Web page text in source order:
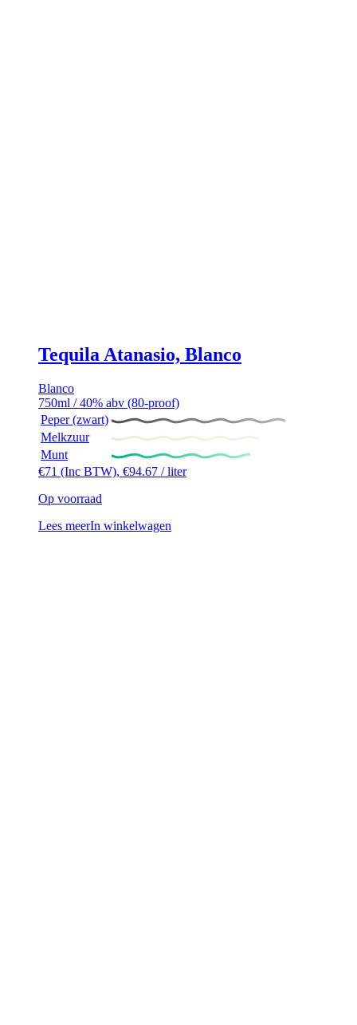
Tequila Atanasio, Blanco
Blanco
750ml / 40% abv (80-proof)
Peper (zwart)
Melkzuur
Munt
€71 (Inc BTW), €94.67 / liter
Op voorraad
Lees meerIn winkelwagen